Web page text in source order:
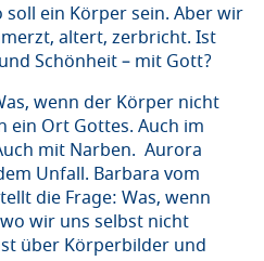
soll ein Körper sein. Aber wir
altert, zerbricht. Ist
Schönheit – mit Gott?
wenn der Körper nicht
ein Ort Gottes. Auch im
mit Narben. Aurora
Unfall. Barbara vom
die Frage: Was, wenn
wir uns selbst nicht
über Körperbilder und